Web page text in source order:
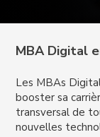
MBA Digital
Les MBAs
booster sa
transversal de
nouvelles